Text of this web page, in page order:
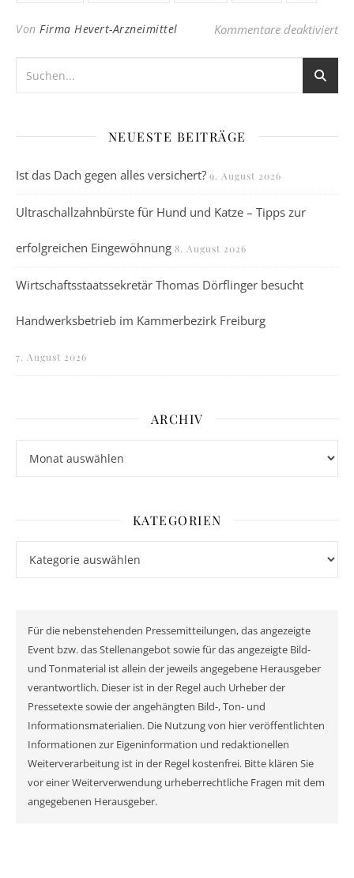
Von Firma Hevert-Arzneimittel Kommentare deaktiviertfür
NEUESTE BEITRÄGE
Ist das Dach gegen alles versichert? 9. August 2026
Ultraschallzahnbürste für Hund und Katze – Tipps zur
erfolgreichen Eingewöhnung 8. August 2026
Wirtschaftsstaatssekretär Thomas Dörflinger besucht
Handwerksbetrieb im Kammerbezirk Freiburg
7. August 2026
ARCHIV
KATEGORIEN
Für die nebenstehenden Pressemitteilungen, das angezeigte
Event bzw. das Stellenangebot sowie für das angezeigte Bild-
und Tonmaterial ist allein der jeweils angegebene Herausgeber
verantwortlich. Dieser ist in der Regel auch Urheber der
Pressetexte sowie der angehängten Bild-, Ton- und
Informationsmaterialien. Die Nutzung von hier veröffentlichten
Informationen zur Eigeninformation und redaktionellen
Weiterverarbeitung ist in der Regel kostenfrei. Bitte klären Sie
vor einer Weiterverwendung urheberrechtliche Fragen mit dem
angegebenen Herausgeber.